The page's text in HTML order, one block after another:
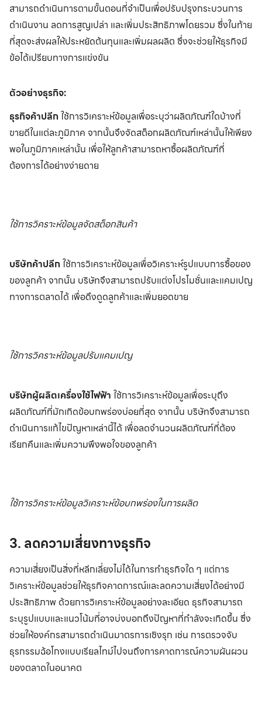
สามารถดำเนินการตามขั้นตอนที่จำเป็นเพื่อปรับปรุงกระบวนการ
ดำเนินงาน ลดการสูญเปล่า และเพิ่มประสิทธิภาพโดยรวม ซึ่งในท้าย
ที่สุดจะส่งผลให้ประหยัดต้นทุนและเพิ่มผลผลิต ซึ่งจะช่วยให้ธุรกิจมี
ข้อได้เปรียบทางการแข่งขัน
ตัวอย่างธุรกิจ:
ธุรกิจค้าปลีกใช้การวิเคราะห์ข้อมูลเพื่อระบุว่าผลิตภัณฑ์ใดบ้างที่
ขายดีในแต่ละภูมิภาค จากนั้นจึงจัดสต็อกผลิตภัณฑ์เหล่านั้นให้เพียง
พอในภูมิภาคเหล่านั้น เพื่อให้ลูกค้าสามารถหาซื้อผลิตภัณฑ์ที่
ต้องการได้อย่างง่ายดาย
ใช้การวิคราะห์ข้อมูลจัดสต็อกสินค้า
บริษัทค้าปลีกใช้การวิเคราะห์ข้อมูลเพื่อวิเคราะห์รูปแบบการซื้อของ
ของลูกค้า จากนั้น บริษัทจึงสามารถปรับแต่งโปรโมชั่นและแคมเปญ
ทางการตลาดได้ เพื่อดึงดูดลูกค้าและเพิ่มยอดขาย
ใช้การวิคราะห์ข้อมูลปรับแคมเปญ
บริษัทผู้ผลิตเครื่องใช้ไฟฟ้า ใช้การวิเคราะห์ข้อมูลเพื่อระบุถึง
ผลิตภัณฑ์ที่มักเกิดข้อบกพร่องบ่อยที่สุด จากนั้น บริษัทจึงสามารถ
ดำเนินการแก้ไขปัญหาเหล่านี้ได้ เพื่อลดจำนวนผลิตภัณฑ์ที่ต้อง
เรียกคืนและเพิ่มความพึงพอใจของลูกค้า
ใช้การวิคราะห์ข้อมูลวิเคราะห์ข้อบกพร่องในการผลิต
3. ลดความเสี่ยงทางธุรกิจ
ความเสี่ยงเป็นสิ่งที่หลีกเลี่ยงไม่ได้ในการทำธุรกิจใด ๆ แต่การ
วิเคราะห์ข้อมูลช่วยให้ธุรกิจคาดการณ์และลดความเสี่ยงได้อย่างมี
ประสิทธิภาพ ด้วยการวิเคราะห์ข้อมูลอย่างละเอียด ธุรกิจสามารถ
ระบุรูปแบบและแนวโน้มที่อาจบ่งบอกถึงปัญหาที่กำลังจะเกิดขึ้น ซึ่ง
ช่วยให้องค์กรสามารถดำเนินมาตรการเชิงรุก เช่น การตรวจจับ
ธุรกรรมฉ้อโกงแบบเรียลไทม์ไปจนถึงการคาดการณ์ความผันผวน
ของตลาดในอนาคต